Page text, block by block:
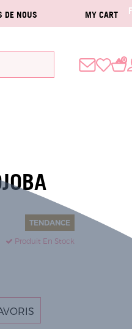
DE NOUS MY CART
0
TENDANCE
Produit En Stock